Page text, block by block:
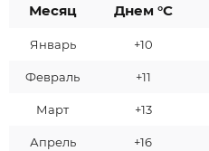
Месяц Днем °C
Январь +10
Февраль +11
Март +13
Апрель +16